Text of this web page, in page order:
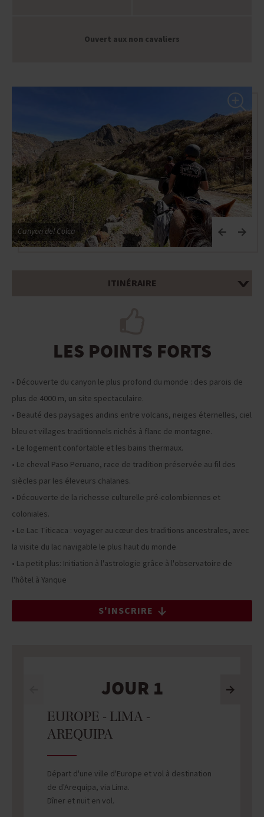
Ouvert aux non cavaliers
Canyon del Colca
ITINÉRAIRE
LES POINTS FORTS
• Découverte du canyon le plus profond du monde : des parois de
plus de 4000 m, un site spectaculaire.
• Beauté des paysages andins entre volcans, neiges éternelles, ciel
bleu et villages traditionnels nichés à flanc de montagne.
• Le logement confortable et les bains thermaux.
• Le cheval Paso Peruano, race de tradition préservée au fil des
siècles par les éleveurs chalanes.
• Découverte de la richesse culturelle pré-colombiennes et
coloniales.
• Le Lac Titicaca : voyager au cœur des traditions ancestrales, avec
la visite du lac navigable le plus haut du monde
• La petit plus: Initiation à l'astrologie grâce à l'observatoire de
l'hôtel à Yanque
S'INSCRIRE
JOUR 1
EUROPE - LIMA -
AREQUIPA
Départ d'une ville d'Europe et vol à destination
de d'Arequipa, via Lima.
Dîner et nuit en vol.